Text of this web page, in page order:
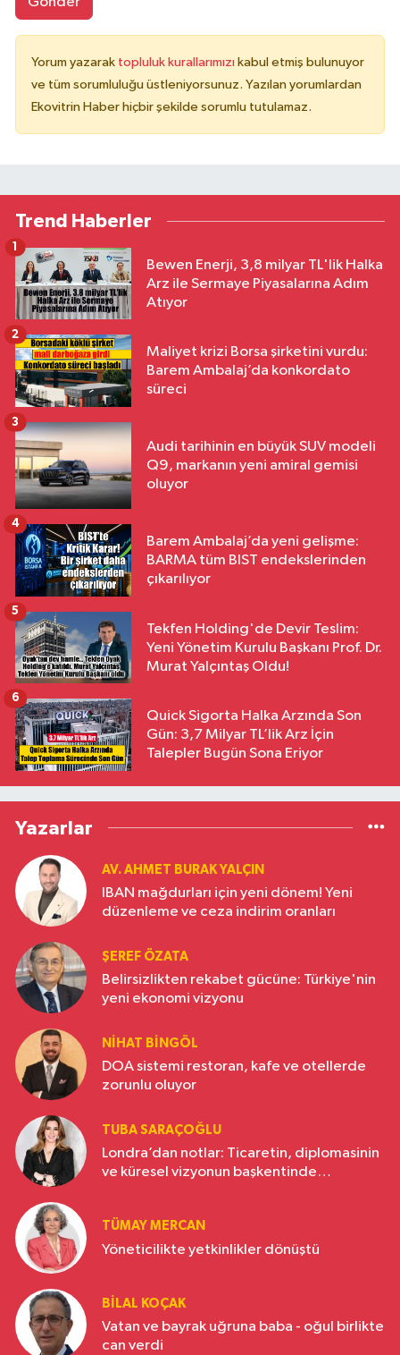
Yorum yazarak topluluk kurallarımızı kabul etmiş bulunuyor
ve tüm sorumluluğu üstleniyorsunuz. Yazılan yorumlardan
Ekovitrin Haber hiçbir şekilde sorumlu tutulamaz.
Trend Haberler
Bewen Enerji, 3,8 milyar TL'lik Halka
Arz ile Sermaye Piyasalarına Adım
Atıyor
1
Maliyet krizi Borsa şirketini vurdu:
Barem Ambalaj’da konkordato
süreci
2
Audi tarihinin en büyük SUV modeli
Q9, markanın yeni amiral gemisi
oluyor
3
Barem Ambalaj’da yeni gelişme:
BARMA tüm BIST endekslerinden
çıkarılıyor
4
Tekfen Holding'de Devir Teslim:
Yeni Yönetim Kurulu Başkanı Prof. Dr.
Murat Yalçıntaş Oldu!
5
Quick Sigorta Halka Arzında Son
Gün: 3,7 Milyar TL’lik Arz İçin
Talepler Bugün Sona Eriyor
6
Yazarlar
AV. AHMET BURAK YALÇIN
IBAN mağdurları için yeni dönem! Yeni
düzenleme ve ceza indirim oranları
ŞEREF ÖZATA
Belirsizlikten rekabet gücüne: Türkiye'nin
yeni ekonomi vizyonu
NIHAT BINGÖL
DOA sistemi restoran, kafe ve otellerde
zorunlu oluyor
TUBA SARAÇOĞLU
Londra’dan notlar: Ticaretin, diplomasinin
ve küresel vizyonun başkentinde
TÜMAY MERCAN
Yöneticilikte yetkinlikler dönüştü
BILAL KOÇAK
Vatan ve bayrak uğruna baba - oğul birlikte
can verdi